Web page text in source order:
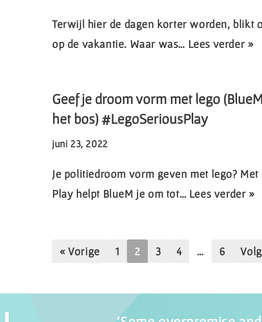
Terwijl hier de dagen korter worden, blikt
op de vakantie. Waar was… Lees verder »
Geef je droom vorm met lego
het bos) #LegoSeriousPlay
juni 23, 2022
Je politiedroom vorm geven met lego? Met
Play helpt BlueM je om tot… Lees verder »
« Vorige 1 2 3 4 … 6